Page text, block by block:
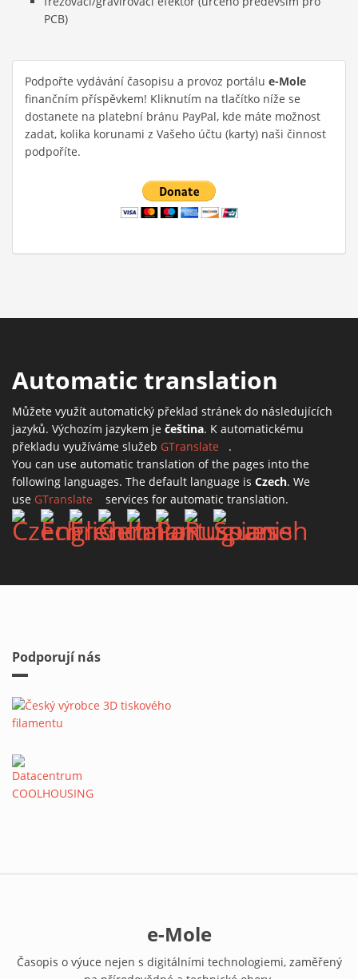
PCB)
Podpořte vydávání časopisu a provoz portálu e-Mole
finančním příspěvkem! Kliknutím na tlačítko níže se
dostanete na platební bránu PayPal, kde máte možnost
zadat, kolika korunami z Vašeho účtu (karty) naši činnost
podpoříte.
Automatic translation
Můžete využít automatický překlad stránek do následujících
jazyků. Výchozím jazykem je čeština. K automatickému
překladu využíváme služeb GTranslate (link is external)
.
You can use automatic translation of the pages into the
following languages. The default language is Czech. We
use GTranslate (link is external)
services for automatic translation.
Podporují nás
e-Mole
Časopis o výuce nejen s digitálními technologiemi, zaměřený